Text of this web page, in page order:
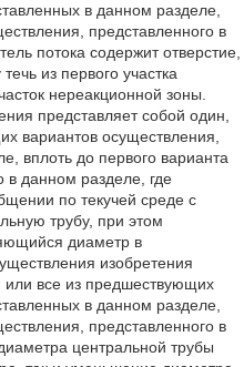
в данном разделе,
представленного в
потока содержит отверстие,
из первого участка
нереакционной зоны.
представляет собой один,
вариантов осуществления,
вплоть до первого варианта
в данном разделе, где
по текучей среде с
трубу, при этом
диаметр в
изобретения
или все из предшествующих
в данном разделе,
представленного в
центральной трубы